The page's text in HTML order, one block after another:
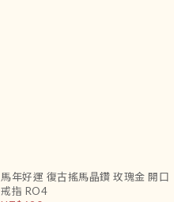
馬年好運 復古搖馬晶鑽 玫瑰金 開口
戒指 RO4